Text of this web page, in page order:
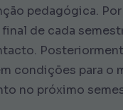
pedagógica.
de cada
condições para o
no próximo